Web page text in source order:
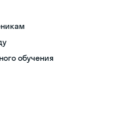
обучения